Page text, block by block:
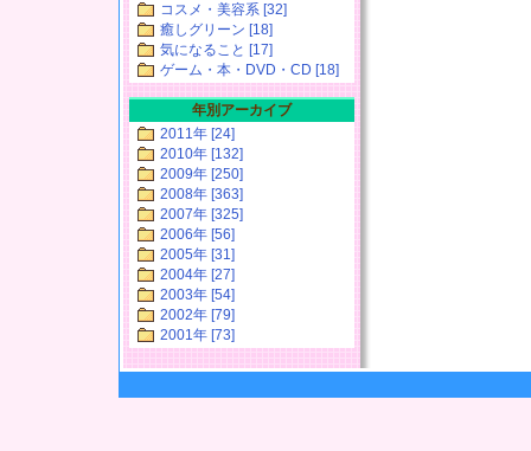
コスメ・美容系 [32]
癒しグリーン [18]
気になること [17]
ゲーム・本・DVD・CD [18]
年別アーカイブ
2011年 [24]
2010年 [132]
2009年 [250]
2008年 [363]
2007年 [325]
2006年 [56]
2005年 [31]
2004年 [27]
2003年 [54]
2002年 [79]
2001年 [73]